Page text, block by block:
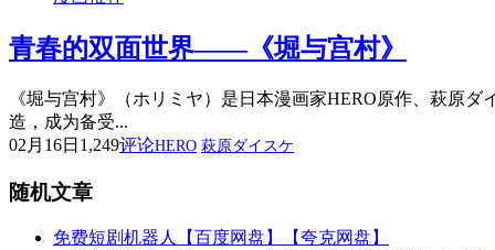
青春的双面世界——《堀与宫村》
《堀与宫村》（ホリミヤ）是日本漫画家HERO原作、萩原
造，成为备受...
02月16日 1,249评论HERO 萩原ダイスケ
随机文章
免费短剧机器人【百度网盘】【夸克网盘】